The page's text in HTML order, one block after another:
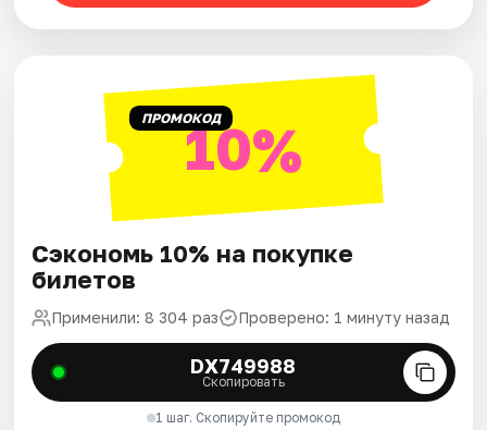
ПРОМОКОД10%
Сэкономь 10% на покупке
билетов
Применили: 8 304 раз Проверено: 1 минуту назад
DX749988
Скопировать
1 шаг. Скопируйте промокод